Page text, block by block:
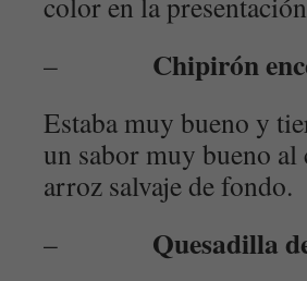
– Chipirón
Estaba muy bueno y
un sabor muy bueno
arroz salvaje de fondo.
– Quesadilla